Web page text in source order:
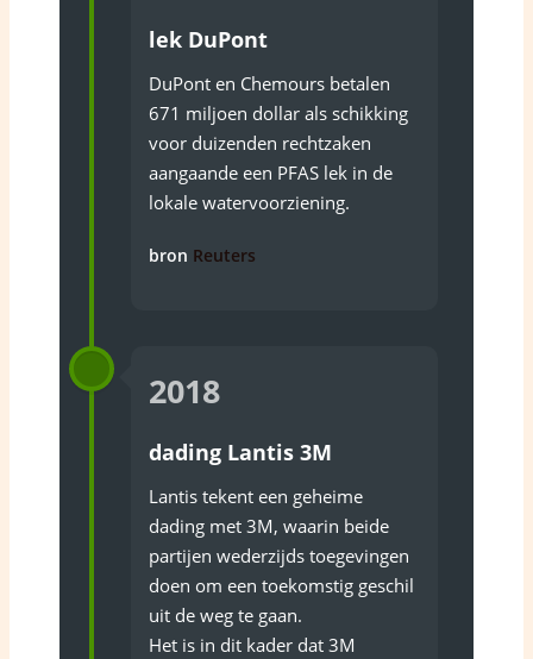
lek DuPont
DuPont en Chemours betalen
671 miljoen dollar als schikking
voor duizenden rechtzaken
aangaande een PFAS lek in de
lokale watervoorziening.
bron Reuters
2018
dading Lantis 3M
Lantis tekent een geheime
dading met 3M, waarin beide
partijen wederzijds toegevingen
doen om een toekomstig geschil
uit de weg te gaan.
Het is in dit kader dat 3M